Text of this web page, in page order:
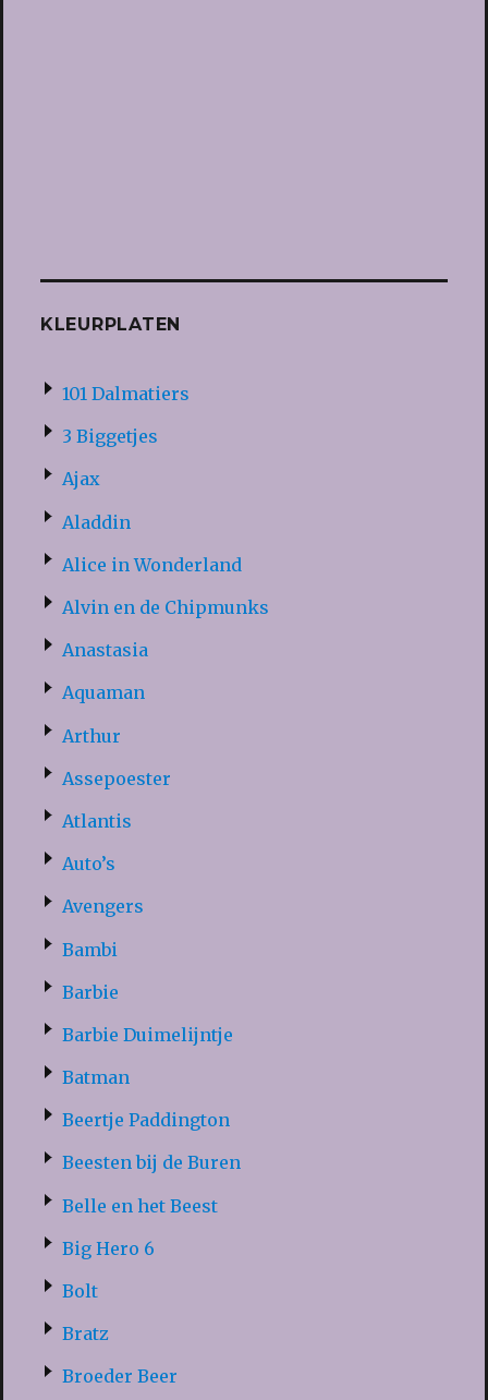
KLEURPLATEN
101 Dalmatiers
3 Biggetjes
Ajax
Aladdin
Alice in Wonderland
Alvin en de Chipmunks
Anastasia
Aquaman
Arthur
Assepoester
Atlantis
Auto’s
Avengers
Bambi
Barbie
Barbie Duimelijntje
Batman
Beertje Paddington
Beesten bij de Buren
Belle en het Beest
Big Hero 6
Bolt
Bratz
Broeder Beer